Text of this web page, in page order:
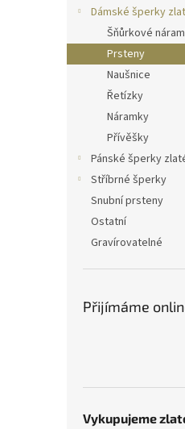
Dámské šperky
Šňůrkové
Prsteny
Naušnice
Řetízky
Náramky
Přívěšky
Pánské šperky
Stříbrné šperky
Snubní prsteny
Ostatní
Gravírovatelné
Přijímáme
Vykupujeme